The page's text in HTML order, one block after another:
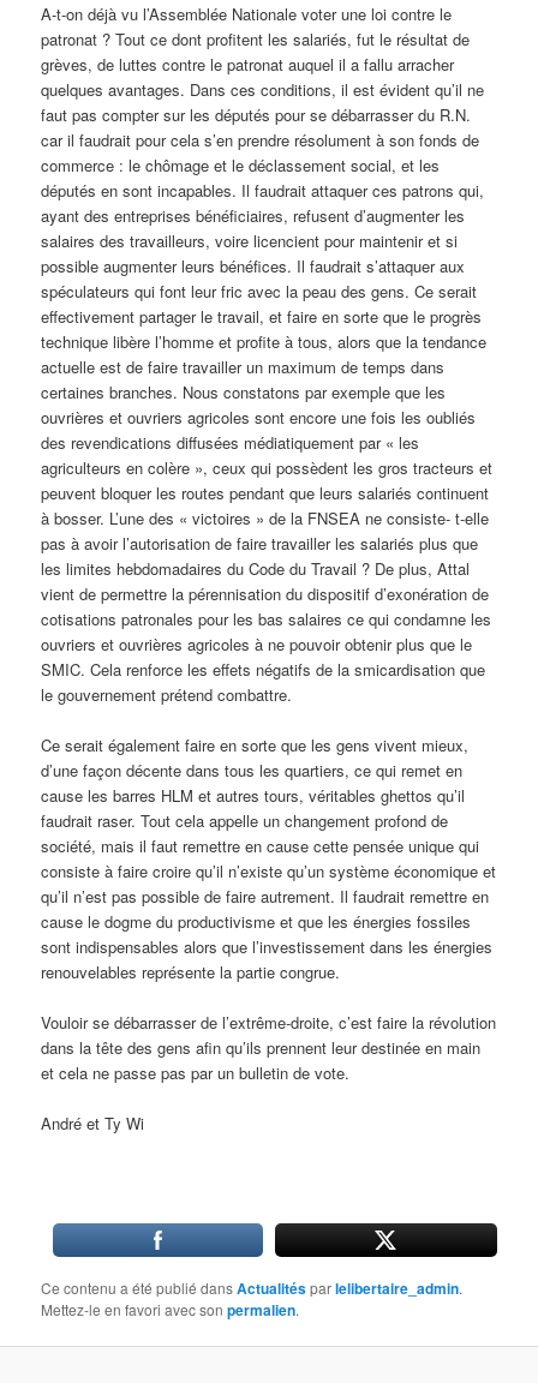
A-t-on déjà vu l’Assemblée Nationale voter une loi contre le
patronat ? Tout ce dont profitent les salariés, fut le résultat de
grèves, de luttes contre le patronat auquel il a fallu arracher
quelques avantages. Dans ces conditions, il est évident qu’il ne
faut pas compter sur les députés pour se débarrasser du R.N.
car il faudrait pour cela s’en prendre résolument à son fonds de
commerce : le chômage et le déclassement social, et les
députés en sont incapables. Il faudrait attaquer ces patrons qui,
ayant des entreprises bénéficiaires, refusent d’augmenter les
salaires des travailleurs, voire licencient pour maintenir et si
possible augmenter leurs bénéfices. Il faudrait s’attaquer aux
spéculateurs qui font leur fric avec la peau des gens. Ce serait
effectivement partager le travail, et faire en sorte que le progrès
technique libère l’homme et profite à tous, alors que la tendance
actuelle est de faire travailler un maximum de temps dans
certaines branches. Nous constatons par exemple que les
ouvrières et ouvriers agricoles sont encore une fois les oubliés
des revendications diffusées médiatiquement par « les
agriculteurs en colère », ceux qui possèdent les gros tracteurs et
peuvent bloquer les routes pendant que leurs salariés continuent
à bosser. L’une des « victoires » de la FNSEA ne consiste- t-elle
pas à avoir l’autorisation de faire travailler les salariés plus que
les limites hebdomadaires du Code du Travail ? De plus, Attal
vient de permettre la pérennisation du dispositif d’exonération de
cotisations patronales pour les bas salaires ce qui condamne les
ouvriers et ouvrières agricoles à ne pouvoir obtenir plus que le
SMIC. Cela renforce les effets négatifs de la smicardisation que
le gouvernement prétend combattre.
Ce serait également faire en sorte que les gens vivent mieux,
d’une façon décente dans tous les quartiers, ce qui remet en
cause les barres HLM et autres tours, véritables ghettos qu’il
faudrait raser. Tout cela appelle un changement profond de
société, mais il faut remettre en cause cette pensée unique qui
consiste à faire croire qu’il n’existe qu’un système économique et
qu’il n’est pas possible de faire autrement. Il faudrait remettre en
cause le dogme du productivisme et que les énergies fossiles
sont indispensables alors que l’investissement dans les énergies
renouvelables représente la partie congrue.
Vouloir se débarrasser de l’extrême-droite, c’est faire la révolution
dans la tête des gens afin qu’ils prennent leur destinée en main
et cela ne passe pas par un bulletin de vote.
André et Ty Wi
Ce contenu a été publié dansActualitésparlelibertaire_admin.
Mettez-le en favori avec sonpermalien.